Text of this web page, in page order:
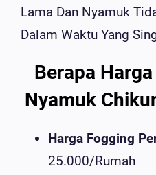
Lama Dan Nyamuk
Dalam Waktu Yang
Berapa
Nyamuk
Harga Fogging
25.000/rumah